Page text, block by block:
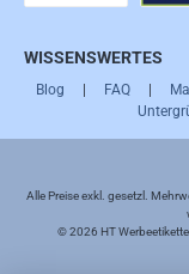
WISSENSWERTES
Blog FAQ
Alle Preise exkl. gesetzl.
© 2026 HT